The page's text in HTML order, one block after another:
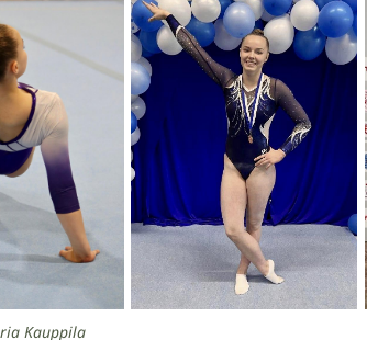
Kauppila